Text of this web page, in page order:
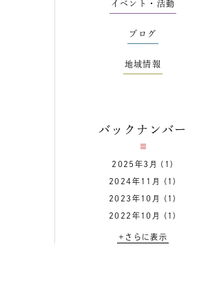
イベント・活動
ブログ
地域情報
バックナンバー
2025年3月 (1)
2024年11月 (1)
2023年10月 (1)
2022年10月 (1)
+さらに表示